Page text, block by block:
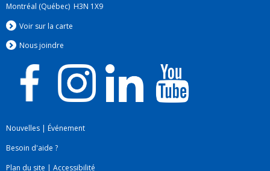
Montréal (Québec) H3N 1X9
Voir sur la carte
Nous joindre
Nouvelles | Événement
Besoin d'aide ?
Plan du site | Accessibilité